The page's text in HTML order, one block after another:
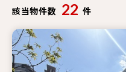
該当物件数 22 件